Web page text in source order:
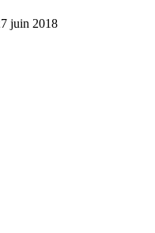
juin 2018